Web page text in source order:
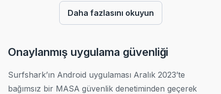
Daha fazlasını okuyun
Onaylanmış uygulama güvenliği
Surfshark’ın Android uygulaması Aralık 2023’te
bağımsız bir MASA güvenlik denetiminden geçerek